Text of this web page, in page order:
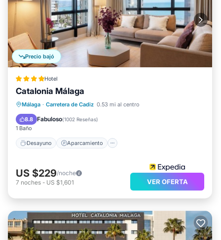
Precio bajó
Hotel
Catalonia Málaga
Málaga · Carretera de Cadiz 0.53 mi al centro
8.8 Fabuloso(1002 Reseñas)
1 Baño
Desayuno Aparcamiento
Desayuno
Aparcamiento
Balcón/Terraza
US $229/noche
7 noches - US $1,601 VER OFERTA